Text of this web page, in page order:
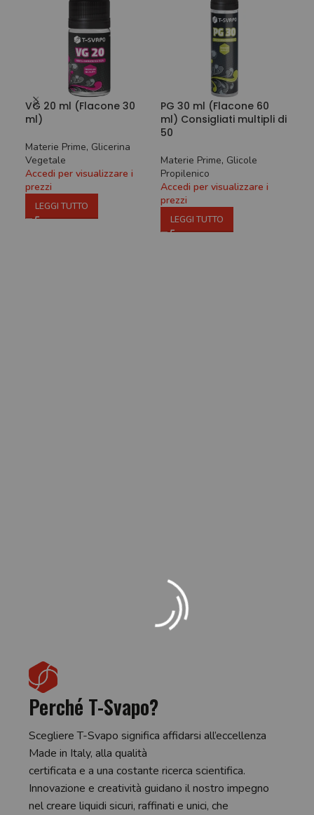
VG 20 ml (Flacone 30
ml)
Materie Prime, Glicerina
Vegetale
Accedi per visualizzare i
prezzi
LEGGI TUTTO
PG 30 ml (Flacone 60
ml) Consigliati multipli di
50
Materie Prime, Glicole
Propilenico
Accedi per visualizzare i
prezzi
LEGGI TUTTO
Perché T-Svapo?
Scegliere T-Svapo significa affidarsi all’eccellenza
Made in Italy, alla qualità
certificata e a una costante ricerca scientifica.
Innovazione e creatività guidano il nostro impegno
nel creare liquidi sicuri, raffinati e unici, che